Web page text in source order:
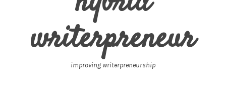
writerpreneur
improving writerpreneurship